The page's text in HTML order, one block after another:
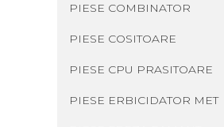
PIESE COMBINATOR
PIESE COSITOARE
PIESE CPU PRASITOARE
PIESE ERBICIDATOR MET